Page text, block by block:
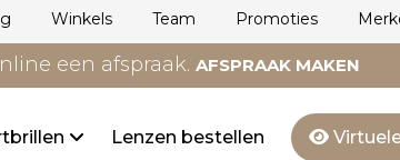
Winkels Team Promoties
een afspraak. AFSPRAAK MAKEN
Lenzen bestellen